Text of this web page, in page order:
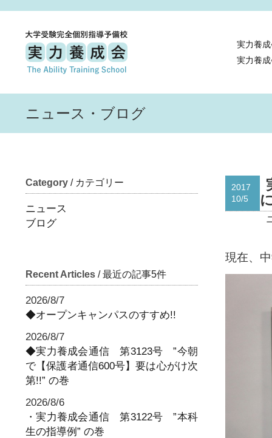
実力養
実力養
ニュース・ブログ
Category / カテゴリー
ニュース
ブログ
Recent Articles / 最近の記事5件
2026/8/7
◆オープンキャンパスのすすめ!!
2026/8/7
◆実力養成会通信 第3123号 ”今朝
で【保護者通信600号】要は心がけ次
第!!” の巻
2026/8/6
・実力養成会通信 第3122号 ”本科
生の指導例” の巻
2017
10/5
現在、